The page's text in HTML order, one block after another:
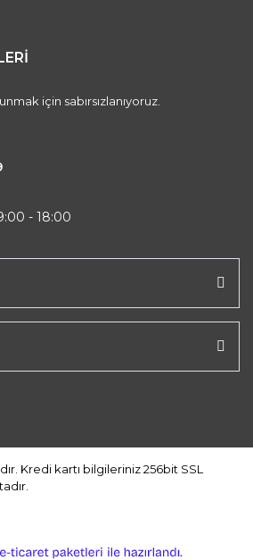
için sabırsızlanıyoruz.
- 18:00
Kredi kartı bilgileriniz 256bit SSL
ideasoft e-